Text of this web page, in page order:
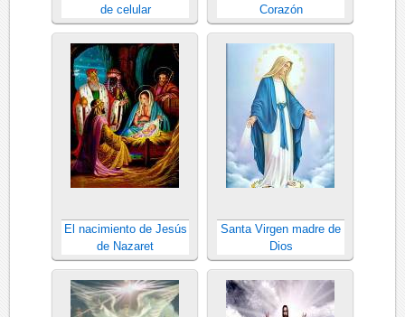
de celular
Corazón
El nacimiento de Jesús
de Nazaret
Santa Virgen madre de
Dios